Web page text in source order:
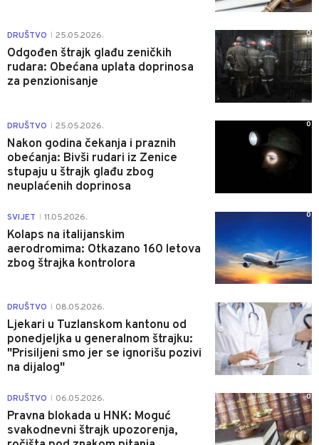
DRUŠTVO 25.05.2026.
Odgođen štrajk glađu zeničkih
rudara: Obećana uplata doprinosa
za penzionisanje
0
DRUŠTVO 25.05.2026.
Nakon godina čekanja i praznih
obećanja: Bivši rudari iz Zenice
stupaju u štrajk glađu zbog
neuplaćenih doprinosa
0
SVIJET 11.05.2026.
Kolaps na italijanskim
aerodromima: Otkazano 160 letova
zbog štrajka kontrolora
0
DRUŠTVO 08.05.2026.
Ljekari u Tuzlanskom kantonu od
ponedjeljka u generalnom štrajku:
"Prisiljeni smo jer se ignorišu pozivi
na dijalog"
0
DRUŠTVO 06.05.2026.
Pravna blokada u HNK: Moguć
svakodnevni štrajk upozorenja,
0